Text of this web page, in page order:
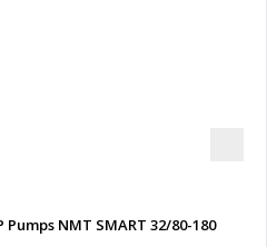
NMT SMART 32/80-180